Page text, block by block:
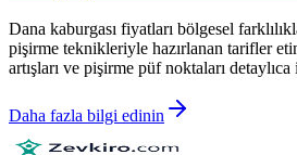
Dana kaburgası fiyatları bölgesel
pişirme teknikleriyle hazırlanan tarifler
artışları ve pişirme püf noktaları
Daha fazla bilgi edinin